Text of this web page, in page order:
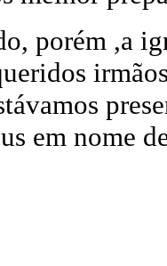
porém ,a
em nome